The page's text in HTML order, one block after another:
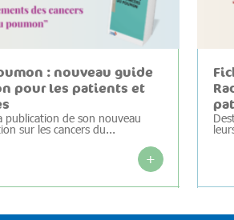
: nouveau guide
pour les patients et
publication de son nouveau
sur les cancers du...
+